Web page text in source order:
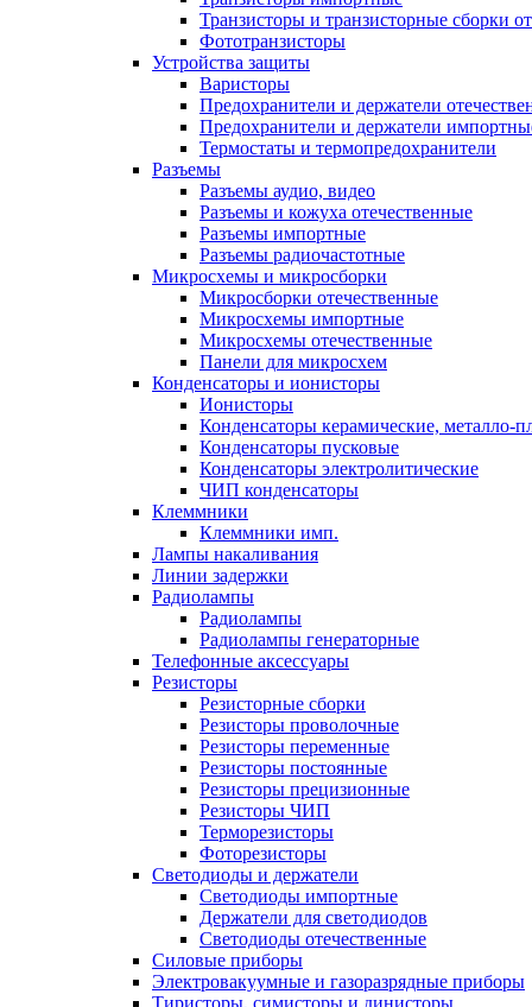
Транзисторы и транзисторные сборки
Фототранзисторы
Устройства защиты
Варисторы
Предохранители и держатели
Предохранители и держатели
Термостаты и термопредохранители
Разъемы
Разъемы аудио, видео
Разъемы и кожуха отечественные
Разъемы импортные
Разъемы радиочастотные
Микросхемы и микросборки
Микросборки отечественные
Микросхемы импортные
Микросхемы отечественные
Панели для микросхем
Конденсаторы и ионисторы
Ионисторы
Конденсаторы керамические, металло-
Конденсаторы пусковые
Конденсаторы электролитические
ЧИП конденсаторы
Клеммники
Клеммники имп.
Лампы накаливания
Линии задержки
Радиолампы
Радиолампы
Радиолампы генераторные
Телефонные аксессуары
Резисторы
Резисторные сборки
Резисторы проволочные
Резисторы переменные
Резисторы постоянные
Резисторы прецизионные
Резисторы ЧИП
Терморезисторы
Фоторезисторы
Светодиоды и держатели
Светодиоды импортные
Держатели для светодиодов
Светодиоды отечественные
Силовые приборы
Электровакуумные и газоразрядные приборы
Тиристоры, симисторы и динисторы